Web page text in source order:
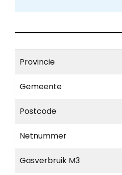
Provincie
Gemeente
Postcode
Netnummer
Gasverbruik M3